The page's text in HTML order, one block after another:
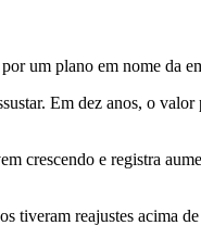
um plano em nome da
Em dez anos, o
crescendo e registra
tiveram reajustes acima